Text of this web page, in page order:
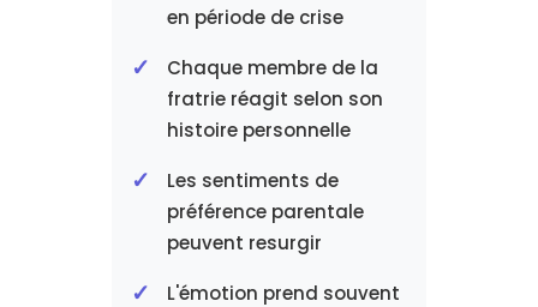
en période de crise
Chaque membre de la
fratrie réagit selon son
histoire personnelle
Les sentiments de
préférence parentale
peuvent resurgir
L'émotion prend souvent